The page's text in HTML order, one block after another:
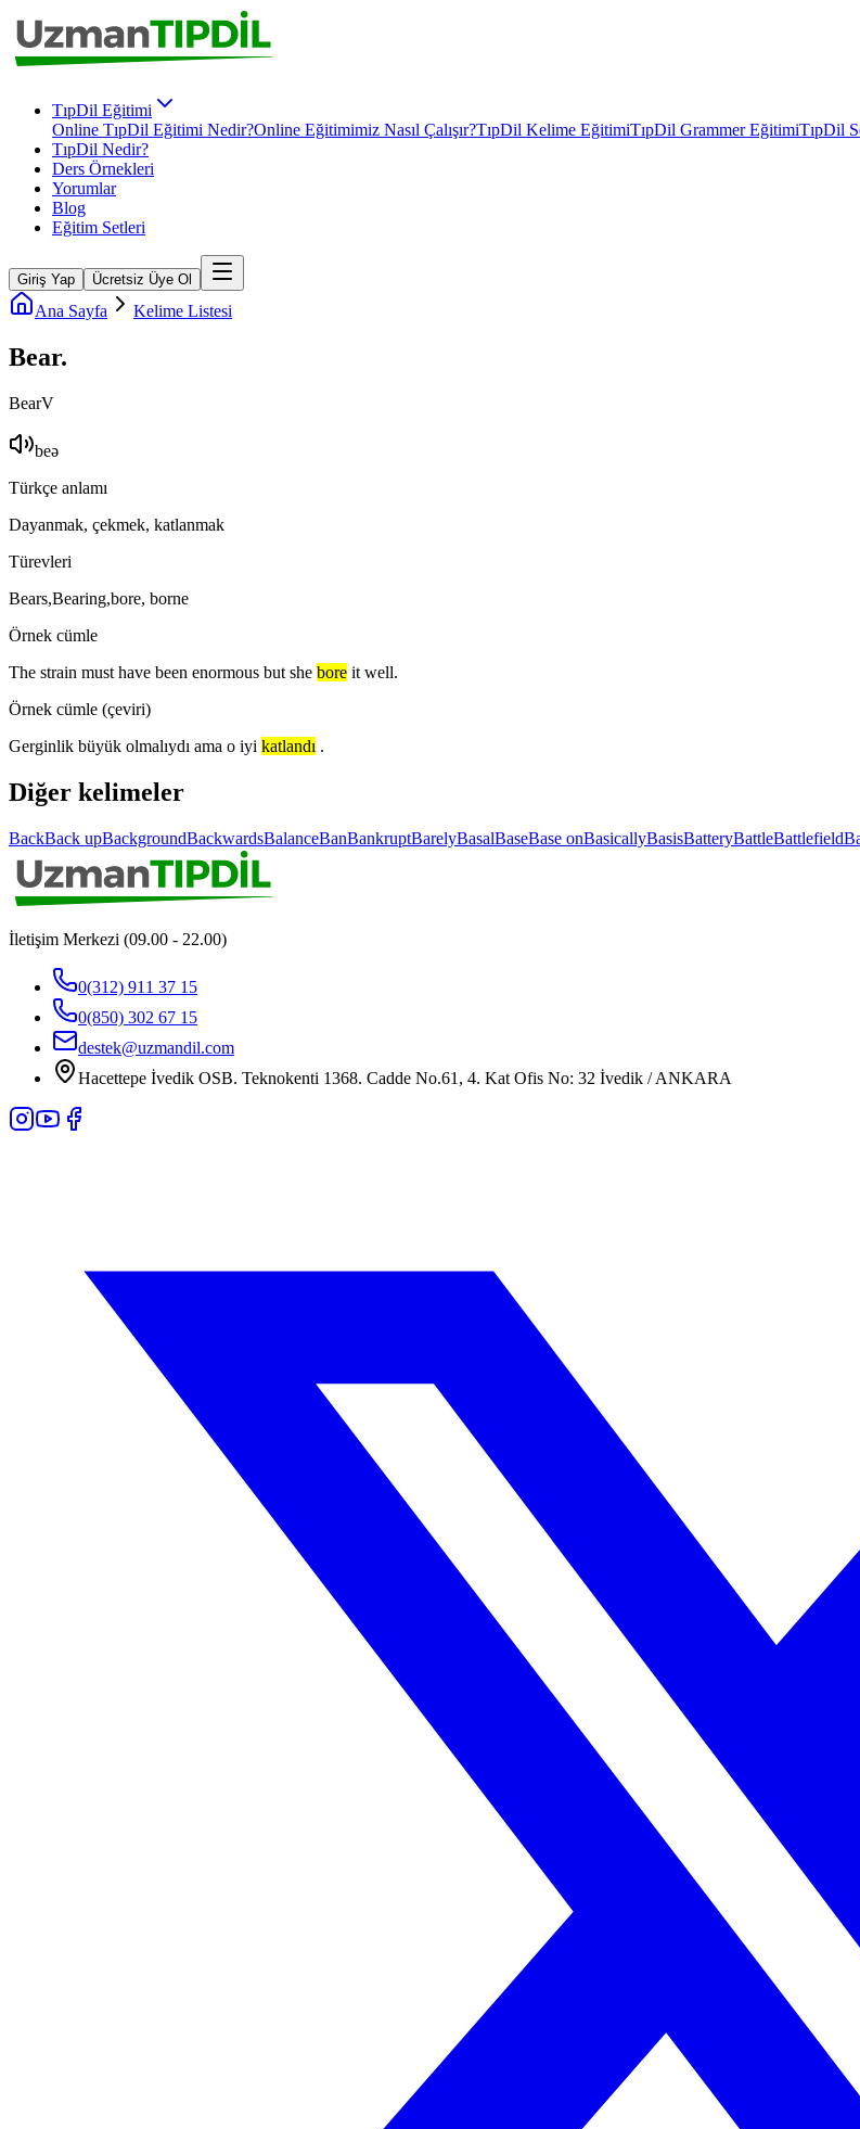
TıpDil Eğitimi
Online TıpDil Eğitimi Nedir?Online Eğitimimiz Nasıl Çalışır?TıpDil Kelime EğitimiTıpDil Grammer EğitimiTıpDil
TıpDil Nedir?
Ders Örnekleri
Yorumlar
Blog
Eğitim Setleri
Giriş Yap Ücretsiz Üye Ol
Ana Sayfa Kelime Listesi
Bear.
BearV
beə
Türkçe anlamı
Dayanmak, çekmek, katlanmak
Türevleri
Bears,Bearing,bore, borne
Örnek cümle
The strain must have been enormous but she bore it well.
Örnek cümle (çeviri)
Gerginlik büyük olmalıydı ama o iyi katlandı .
Diğer kelimeler
BackBack upBackgroundBackwardsBalanceBanBankruptBarelyBasalBaseBase onBasicallyBasisBatteryBattleBattlefield
İletişim Merkezi (09.00 - 22.00)
0(312) 911 37 15
0(850) 302 67 15
destek@uzmandil.com
Hacettepe İvedik OSB. Teknokenti 1368. Cadde No.61, 4. Kat Ofis No: 32 İvedik / ANKARA